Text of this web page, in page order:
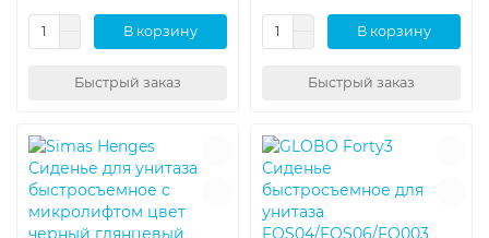
В корзину
Быстрый заказ
В корзину
Быстрый заказ